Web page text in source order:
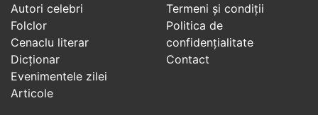
Autori celebri
Folclor
Cenaclu literar
Dicționar
Evenimentele zilei
Articole
Termeni și condiții
Politica de
confidenţialitate
Contact